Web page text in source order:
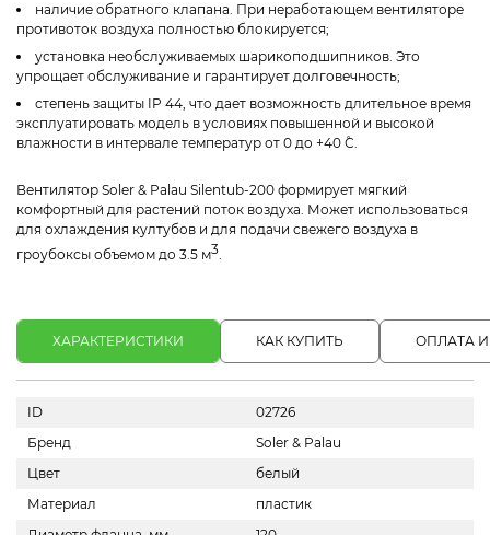
наличие обратного клапана. При неработающем вентиляторе
противоток воздуха полностью блокируется;
установка необслуживаемых шарикоподшипников. Это
упрощает обслуживание и гарантирует долговечность;
степень защиты IP 44, что дает возможность длительное время
эксплуатировать модель в условиях повышенной и высокой
влажности в интервале температур от 0 до +40 ˚С.
Вентилятор Soler & Palau Silentub-200 формирует мягкий
комфортный для растений поток воздуха. Может использоваться
для охлаждения култубов и для подачи свежего воздуха в
гроубоксы объемом до 3.5 м3.
ХАРАКТЕРИСТИКИ КАК КУПИТЬ ОПЛАТА
ID
02726
Бренд
Soler & Palau
Цвет
белый
Материал
пластик